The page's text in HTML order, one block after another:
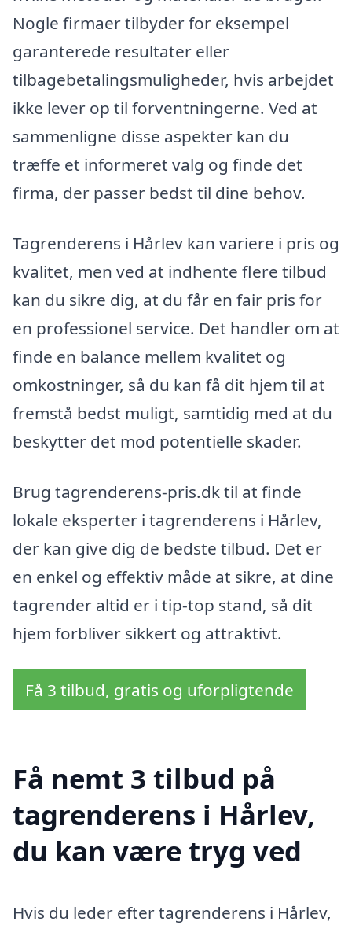
Nogle firmaer tilbyder for eksempel
garanterede resultater eller
tilbagebetalingsmuligheder, hvis arbejdet
ikke lever op til forventningerne. Ved at
sammenligne disse aspekter kan du
træffe et informeret valg og finde det
firma, der passer bedst til dine behov.
Tagrenderens i Hårlev kan variere i pris og
kvalitet, men ved at indhente flere tilbud
kan du sikre dig, at du får en fair pris for
en professionel service. Det handler om at
finde en balance mellem kvalitet og
omkostninger, så du kan få dit hjem til at
fremstå bedst muligt, samtidig med at du
beskytter det mod potentielle skader.
Brug tagrenderens-pris.dk til at finde
lokale eksperter i tagrenderens i Hårlev,
der kan give dig de bedste tilbud. Det er
en enkel og effektiv måde at sikre, at dine
tagrender altid er i tip-top stand, så dit
hjem forbliver sikkert og attraktivt.
Få 3 tilbud, gratis og uforpligtende
Få nemt 3 tilbud på
tagrenderens i Hårlev,
du kan være tryg ved
Hvis du leder efter tagrenderens i Hårlev,